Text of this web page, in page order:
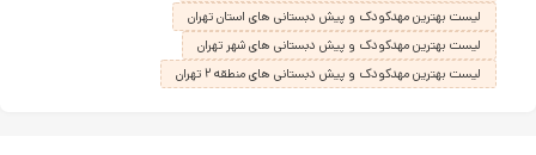
لیست بهترین مهدکودک و پیش دبستانی های استان تهران
لیست بهترین مهدکودک و پیش دبستانی های شهر تهران
لیست بهترین مهدکودک و پیش دبستانی های منطقه ۲ تهران